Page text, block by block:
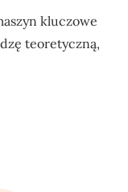
kluczowe
teoretyczną,